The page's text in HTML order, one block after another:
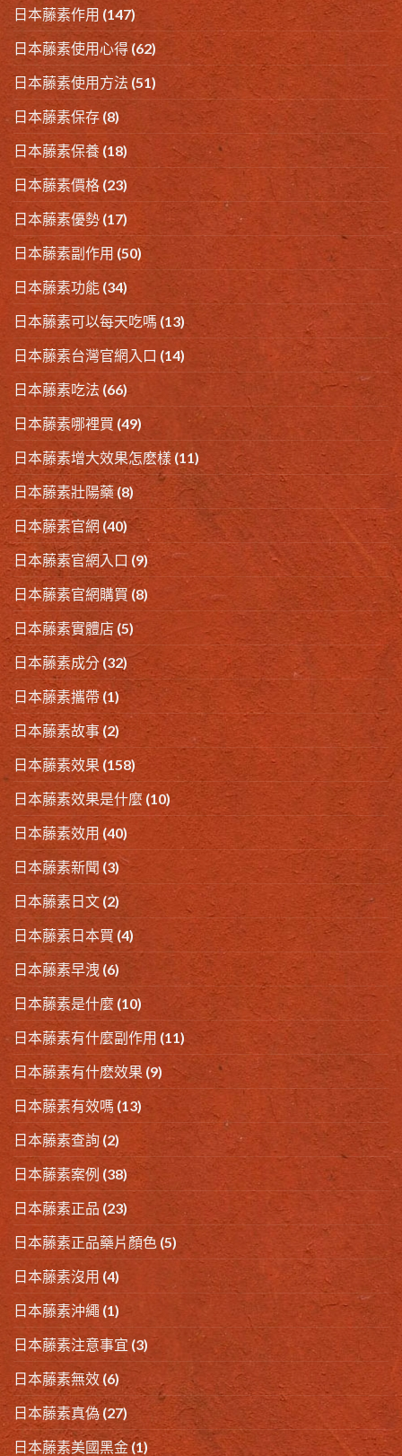
日本藤素作用 (147)
日本藤素使用心得(62)
日本藤素使用方法 (51)
日本藤素保存 (8)
日本藤素保養 (18)
日本藤素價格 (23)
日本藤素優勢 (17)
日本藤素副作用 (50)
日本藤素功能 (34)
日本藤素可以每天吃嗎 (13)
日本藤素台灣官網入口 (14)
日本藤素吃法 (66)
日本藤素哪裡買 (49)
日本藤素增大效果怎麽樣 (11)
日本藤素壯陽藥(8)
日本藤素官網 (40)
日本藤素官網入口 (9)
日本藤素官網購買 (8)
日本藤素實體店(5)
日本藤素成分(32)
日本藤素攜帶(1)
日本藤素故事(2)
日本藤素效果 (158)
日本藤素效果是什麼 (10)
日本藤素效用 (40)
日本藤素新聞 (3)
日本藤素日文 (2)
日本藤素日本買 (4)
日本藤素早洩 (6)
日本藤素是什麼 (10)
日本藤素有什麼副作用 (11)
日本藤素有什麽效果 (9)
日本藤素有效嗎 (13)
日本藤素查詢 (2)
日本藤素案例 (38)
日本藤素正品 (23)
日本藤素正品藥片顏色 (5)
日本藤素沒用(4)
日本藤素沖繩 (1)
日本藤素注意事宜 (3)
日本藤素無效 (6)
日本藤素真偽 (27)
日本藤素美國黑金(1)